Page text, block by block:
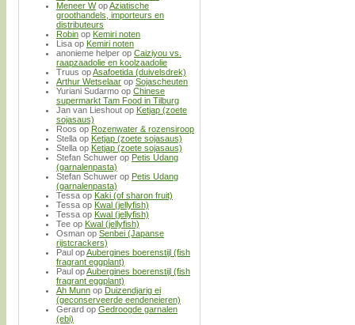
Meneer WopAziatische
groothandels, importeurs en
distributeurs
Robin op Kemiri noten
Lisa op Kemiri noten
anonieme helper op Caiziyou vs.
raapzaadolie en koolzaadolie
Truus opAsafoetida (duivelsdrek)
Arthur Wetselaar op Sojascheuten
Yuriani Sudarmo op Chinese
supermarkt Tam Food in Tilburg
Jan van Lieshout op Ketjap (zoete
sojasaus)
Roos op Rozenwater & rozensiroop
Stella op Ketjap (zoete sojasaus)
Stella op Ketjap (zoete sojasaus)
Stefan Schuwer op Petis Udang
(garnalenpasta)
Stefan Schuwer op Petis Udang
(garnalenpasta)
Tessa op Kaki (of sharon fruit)
Tessa op Kwal (jellyfish)
Tessa op Kwal (jellyfish)
Tee op Kwal (jellyfish)
Osman op Senbei (Japanse
rijstcrackers)
Paul opAubergines boerenstijl (fish
fragrant eggplant)
Paul opAubergines boerenstijl (fish
fragrant eggplant)
Ah Munn op Duizendjarig ei
(geconserveerde eendeneieren)
Gerard op Gedroogde garnalen
(ebi)